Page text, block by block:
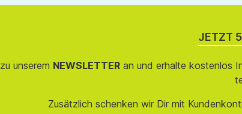
JETZT
zu unserem NEWSLETTERan und erhalte kostenlos
Zusätzlich schenken wir Dir mit